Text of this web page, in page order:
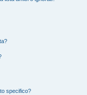
specifico?